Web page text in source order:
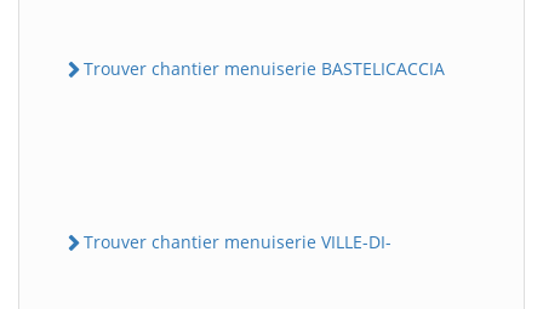
Trouver chantier menuiserie BASTELICACCIA
Trouver chantier menuiserie VILLE-DI-